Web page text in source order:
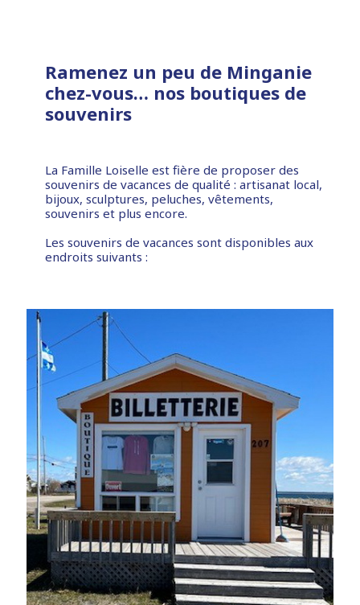
Ramenez un peu de Minganie
chez-vous… nos boutiques de
souvenirs
La Famille Loiselle est fière de proposer des
souvenirs de vacances de qualité : artisanat local,
bijoux, sculptures, peluches, vêtements,
souvenirs et plus encore.
Les souvenirs de vacances sont disponibles aux
endroits suivants :